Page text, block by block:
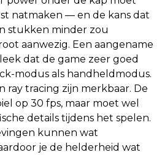
natmaken — en de kans dat
stukken minder zou
aanwezig. Een aangename
dat de game zeer goed
modus als handheldmodus.
ray tracing zijn merkbaar. De
op 30 fps, maar moet wel
details tijdens het spelen.
kunnen wat
je de helderheid wat